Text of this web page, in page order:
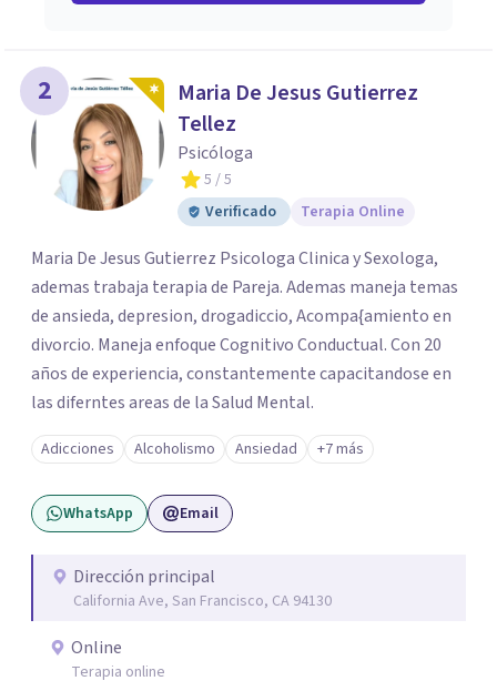
2
Maria De Jesus Gutierrez
Tellez
Psicóloga
5 / 5
Verificado
Terapia Online
Maria De Jesus Gutierrez Psicologa Clinica y Sexologa,
ademas trabaja terapia de Pareja. Ademas maneja temas
de ansieda, depresion, drogadiccio, Acompa{amiento en
divorcio. Maneja enfoque Cognitivo Conductual. Con 20
años de experiencia, constantemente capacitandose en
las diferntes areas de la Salud Mental.
Adicciones Alcoholismo Ansiedad +7 más
WhatsApp Email
Dirección principal
California Ave, San Francisco, CA 94130
Online
Terapia online